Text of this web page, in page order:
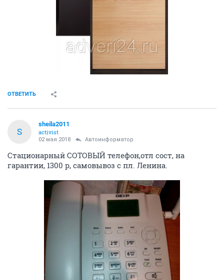
ОТВЕТИТЬ
S
sheila2011
activist
02 мая 2018 Автоинформатор
Стационарный СОТОВЫЙ телефон,отл сост, на
гарантии, 1300 р, самовывоз с пл. Ленина.